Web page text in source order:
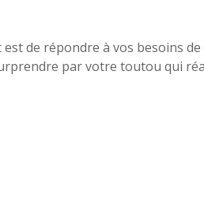
de répondre à vos besoins
par votre toutou qui